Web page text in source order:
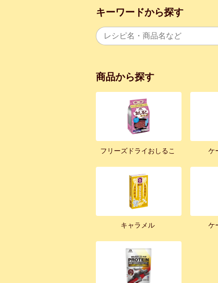
キーワードから探す
商品から探す
フリーズドライおしるこ ケ
キャラメル ケ